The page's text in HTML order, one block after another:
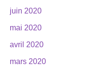
juin 2020
mai 2020
avril 2020
mars 2020